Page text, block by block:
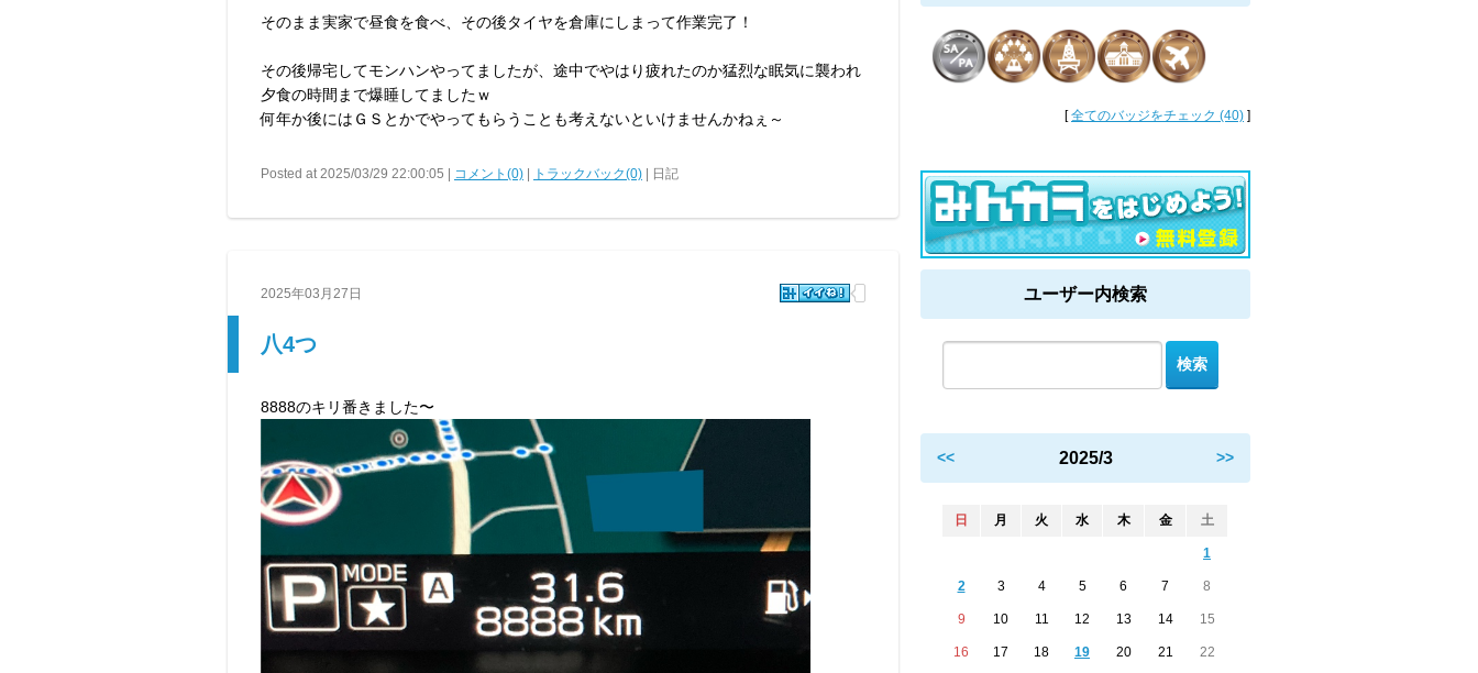
そのまま実家で昼食を食べ、その後タイヤを倉庫にしまって作業完了！
その後帰宅してモンハンやってましたが、途中でやはり疲れたのか猛烈な眠気に襲われ
夕食の時間まで爆睡してましたｗ
何年か後にはＧＳとかでやってもらうことも考えないといけませんかねぇ～
Posted at 2025/03/29 22:00:05 | コメント(0) トラックバック(0) | 日記
2025年03月27日
八4つ
8888のキリ番きました〜
[全てのバッジをチェック (40) ]
ユーザー内検索
<< 2025/3 >>
日 月 火 水 木 金 土
1
2 3 4 5 6 7 8
9 10 11 12 13 14 15
16 17 18 19 20 21 22